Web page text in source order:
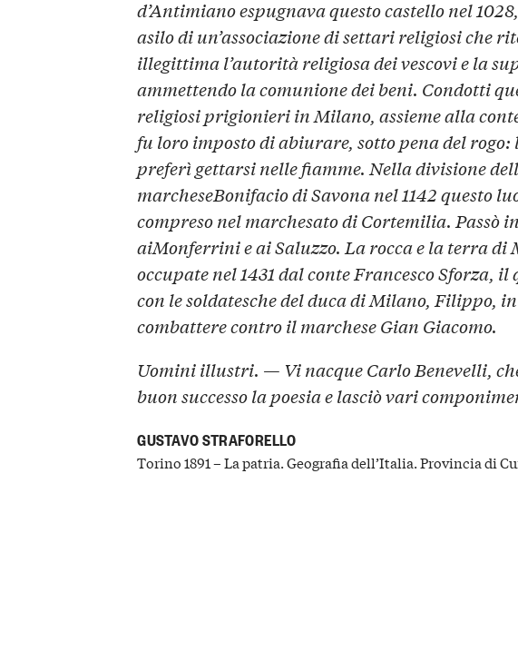
d’Antimiano espugnava questo castello nel
asilo di un’associazione di settari religiosi che
illegittima l’autorità religiosa dei vescovi e la
ammettendo la comunione dei beni. Condotti
religiosi prigionieri in Milano, assieme alla
fu loro imposto di abiurare, sotto pena del
preferì gettarsi nelle fiamme. Nella divisione
marcheseBonifacio di Savona nel 1142 questo
compreso nel marchesato di Cortemilia. Passò
aiMonferrini e ai Saluzzo. La rocca e la terra di
occupate nel 1431 dal conte Francesco Sforza, il
con le soldatesche del duca di Milano, Filippo,
combattere contro il marchese Gian Giacomo.
Uomini illustri. — Vi nacque Carlo Benevelli,
buon successo la poesia e lasciò vari
GUSTAVO STRAFORELLO
Torino 1891 – La patria. Geografia dell’Italia. Provincia di